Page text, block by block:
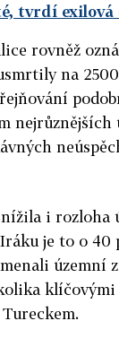
tvrdí exilová
rovněž
na
i
je to o 40
územní
klíčovými